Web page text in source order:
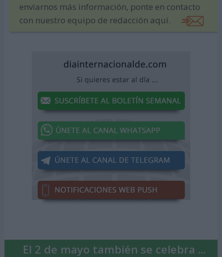
enviarnos más información, ponte en contacto
con nuestro equipo de redacción aquí.
El 2 de mayo también se celebra ...